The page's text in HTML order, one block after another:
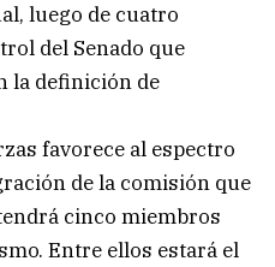
luego de cuatro
del Senado que
la definición de
favorece al espectro
de la comisión que
cinco miembros
Entre ellos estará el